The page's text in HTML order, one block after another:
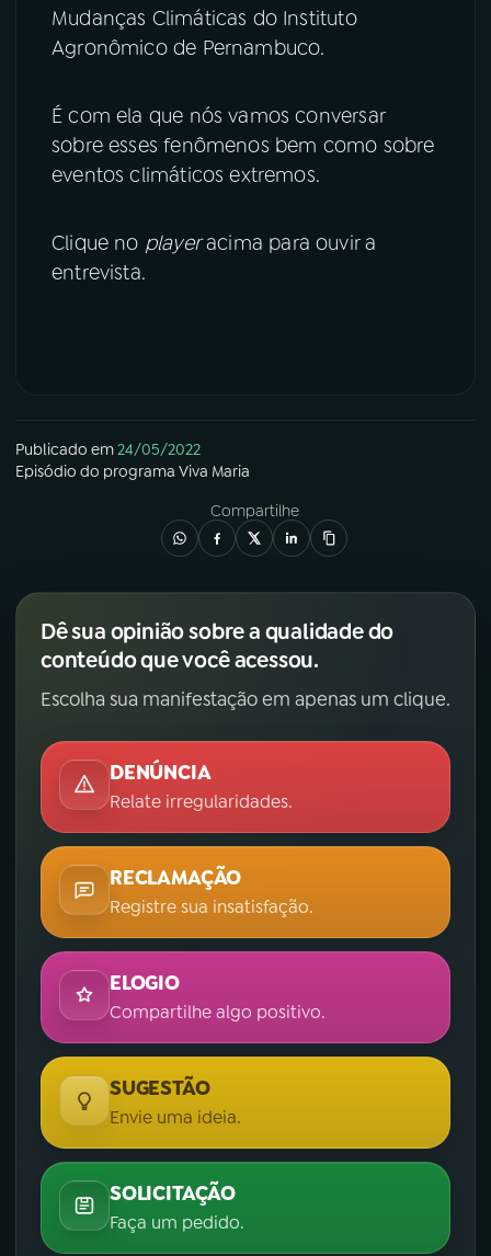
Mudanças Climáticas do Instituto
Agronômico de Pernambuco.
É com ela que nós vamos conversar
sobre esses fenômenos bem como sobre
eventos climáticos extremos.
Clique no playeracima para ouvir a
entrevista.
Publicado em24/05/2022
Episódio do programa Viva Maria
Compartilhe
Dê sua opinião sobre a qualidade do
conteúdo que você acessou.
Escolha sua manifestação em apenas um clique.
DENÚNCIA
Relate irregularidades.
RECLAMAÇÃO
Registre sua insatisfação.
ELOGIO
Compartilhe algo positivo.
SUGESTÃO
Envie uma ideia.
SOLICITAÇÃO
Faça um pedido.